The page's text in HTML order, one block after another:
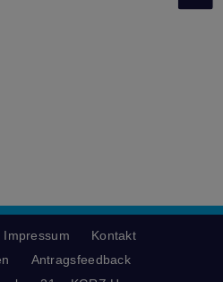
Impressum
Kontakt
Antragsfeedback